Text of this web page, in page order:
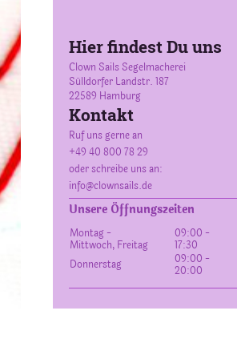
Hier findest Du uns
Clown Sails Segelmacherei
Sülldorfer Landstr. 187
22589 Hamburg
Kontakt
Ruf uns gerne an
+49 40 800 78 29
oder schreibe uns an:
info@clownsails.de
Unsere Öffnungszeiten
Montag -
Mittwoch, Freitag
09:00 -
17:30
Donnerstag
09:00 -
20:00